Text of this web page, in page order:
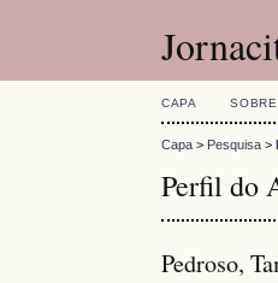
CAPA SOBRE
Capa > Pesquisa >
Perfil do
Pedroso,